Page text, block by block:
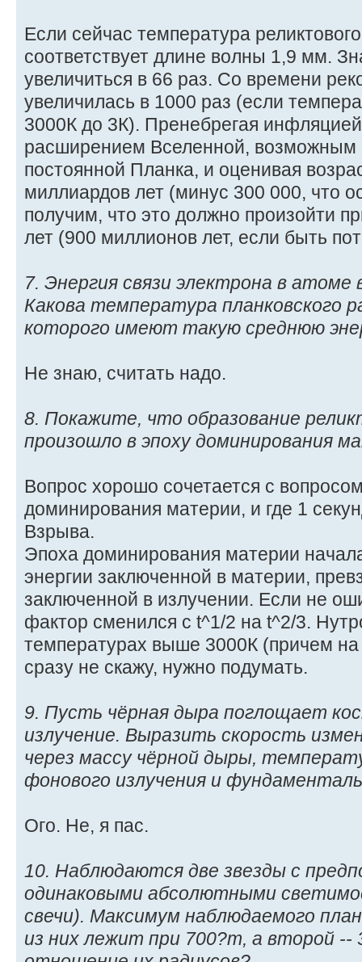
Если сейчас температура
соответствует длине волны 1,9 мм.
увеличиться в 66 раз. Со времени
увеличилась в 1000 раз (если
3000К до 3К). Пренебрегая
расширением Вселенной, возможным
постоянной Планка, и оценивая
миллиардов лет (минус 300 000, что
получим, что это должно произойти
лет (900 миллионов лет, если быть
7. Энергия связи электрона в атоме
Какова температура планковского
которого имеют такую среднюю
Не знаю, считать надо.
8. Покажите, что образование
произошло в эпоху доминирования
Вопрос хорошо сочетается с
доминирования материи, и где 1
Взрыва.
Эпоха доминирования материи
энергии заключенной в материи,
заключенной в излучении. Если не
фактор сменился с t^1/2 на t^2/3.
температурах выше 3000К (причем на
сразу не скажу, нужно подумать.
9. Пусть чёрная дыра поглощает
излучение. Выразить скорость
через массу чёрной дыры,
фонового излучения и
Ого. Не, я пас.
10. Наблюдаются две звезды с
одинаковыми абсолютными
свечи). Максимум наблюдаемого
из них лежит при 700?m, а второй --